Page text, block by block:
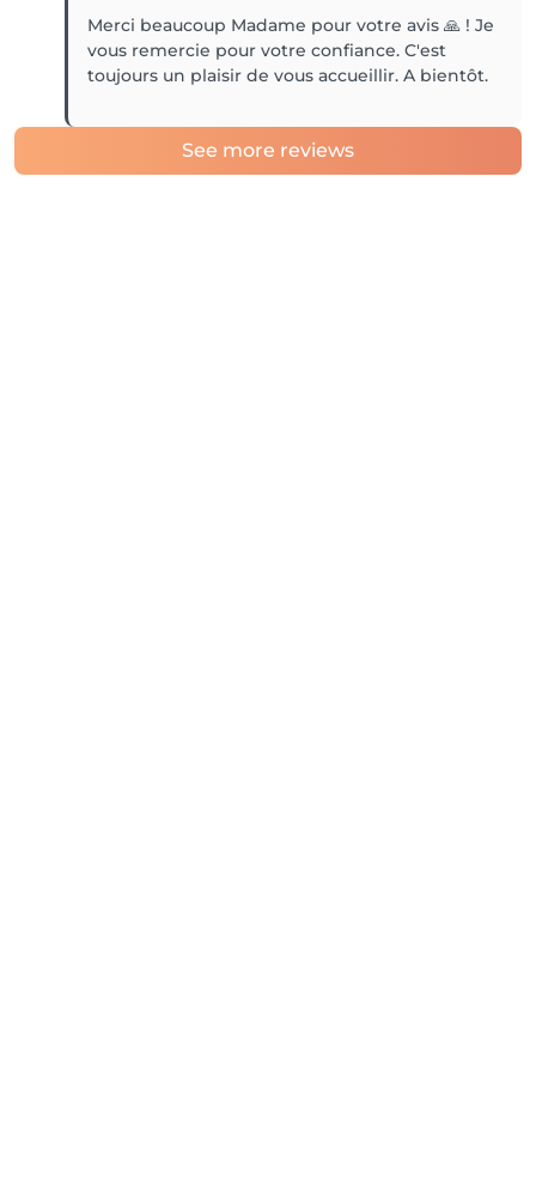
Merci beaucoup Madame pour votre avis 🙏 ! Je
vous remercie pour votre confiance. C'est
toujours un plaisir de vous accueillir. A bientôt.
See more reviews